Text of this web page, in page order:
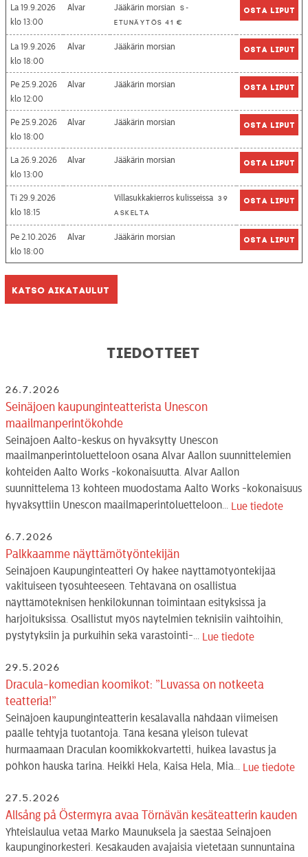
La 19.9.2026
13:00
Alvar Jääkärin morsian
S-
etunäytös 41 €
Osta liput
La 19.9.2026
18:00
Alvar Jääkärin morsian Osta liput
Pe 25.9.2026
12:00
Alvar Jääkärin morsian Osta liput
Pe 25.9.2026
18:00
Alvar Jääkärin morsian Osta liput
La 26.9.2026
13:00
Alvar Jääkärin morsian Osta liput
Ti 29.9.2026
18:15
Villasukkakierros kulisseissa 39
askelta
Osta liput
Pe 2.10.2026
18:00
Alvar Jääkärin morsian Osta liput
Katso aikataulut
Tiedotteet
26.7.2026
Seinäjoen kaupunginteatterista Unescon
maailmanperintökohde
Seinäjoen Aalto-keskus on hyväksytty Unescon
maailmanperintöluetteloon osana Alvar Aallon suunnittelemien
kohteiden Aalto Works -kokonaisuutta. Alvar Aallon
suunnittelema 13 kohteen muodostama Aalto Works -kokonaisuus
hyväksyttiin Unescon maailmaperintöluetteloon...
Lue tiedote
6.7.2026
Palkkaamme näyttämötyöntekijän
Seinäjoen Kaupunginteatteri Oy hakee näyttämötyöntekijää
vakituiseen työsuhteeseen. Tehtävänä on osallistua
näyttämöteknisen henkilökunnan toimintaan esityksissä ja
harjoituksissa. Osallistut myös näytelmien teknisiin vaihtoihin,
pystytyksiin ja purkuihin sekä varastointi-...
Lue tiedote
29.5.2026
Dracula-komedian koomikot: ”Luvassa on notkeeta
teatteria!”
Seinäjoen kaupunginteatterin kesälavalla nähdään viimeisen
päälle tehtyjä tuotantoja. Tänä kesänä yleisön tulevat
hurmaamaan Draculan koomikkokvartetti, huikea lavastus ja
pöhkön hauska tarina. Heikki Hela, Kaisa Hela, Mia...
Lue tiedote
27.5.2026
Allsång på Östermyra avaa Törnävän kesäteatterin kauden
Yhteislaulua vetää Marko Maunuksela ja säestää Seinäjoen
kaupunginorkesteri. Kesäkauden avajaisia vietetään sunnuntaina